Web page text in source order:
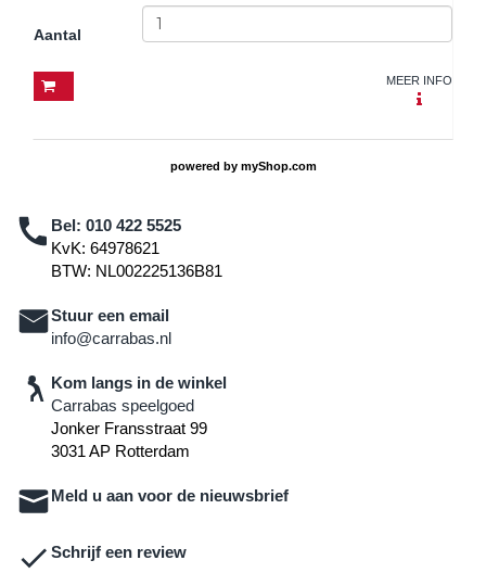
Aantal
MEER INFO
powered by myShop.com
Bel: 010 422 5525
KvK: 64978621
BTW: NL002225136B81
Stuur een email
info@carrabas.nl
Kom langs in de winkel
Carrabas speelgoed
Jonker Fransstraat 99
3031 AP Rotterdam
Meld u aan voor de nieuwsbrief
Schrijf een review